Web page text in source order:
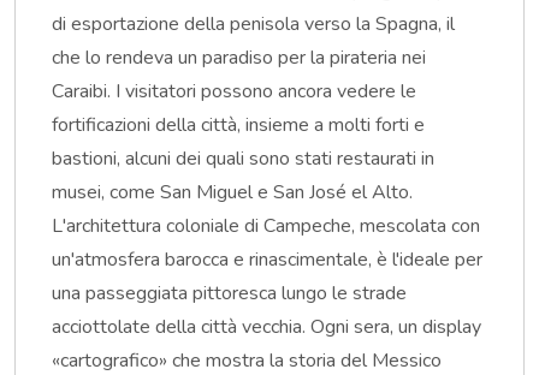
di esportazione della penisola verso la Spagna, il
che lo rendeva un paradiso per la pirateria nei
Caraibi. I visitatori possono ancora vedere le
fortificazioni della città, insieme a molti forti e
bastioni, alcuni dei quali sono stati restaurati in
musei, come San Miguel e San José el Alto.
L'architettura coloniale di Campeche, mescolata con
un'atmosfera barocca e rinascimentale, è l'ideale per
una passeggiata pittoresca lungo le strade
acciottolate della città vecchia. Ogni sera, un display
«cartografico» che mostra la storia del Messico